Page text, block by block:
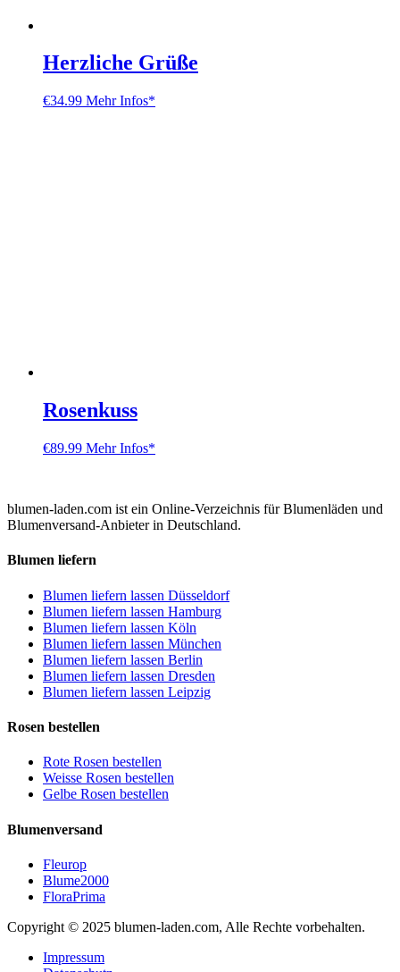
Herzliche Grüße
€34.99 Mehr Infos*
Rosenkuss
€89.99 Mehr Infos*
blumen-laden.com ist ein Online-Verzeichnis für Blumenläden und
Blumenversand-Anbieter in Deutschland.
Blumen liefern
Blumen liefern lassen Düsseldorf
Blumen liefern lassen Hamburg
Blumen liefern lassen Köln
Blumen liefern lassen München
Blumen liefern lassen Berlin
Blumen liefern lassen Dresden
Blumen liefern lassen Leipzig
Rosen bestellen
Rote Rosen bestellen
Weisse Rosen bestellen
Gelbe Rosen bestellen
Blumenversand
Fleurop
Blume2000
FloraPrima
Copyright © 2025 blumen-laden.com, Alle Rechte vorbehalten.
Impressum